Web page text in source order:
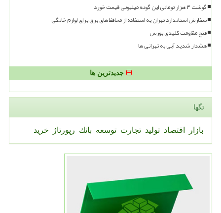
گوشت ۴ هزار تومانی این گونه میلیونی قیمت خورد
سفارش استاندارد تهران به استفاده از محافظ های برق برای لوازم خانگی
فتح مقاومت کلیدی بورس
هشدار شدید آبی به تهرانی ها
جدیدترین ها
تگها
بازار اقتصاد تولید تجارت توسعه بانك رپورتاژ خرید